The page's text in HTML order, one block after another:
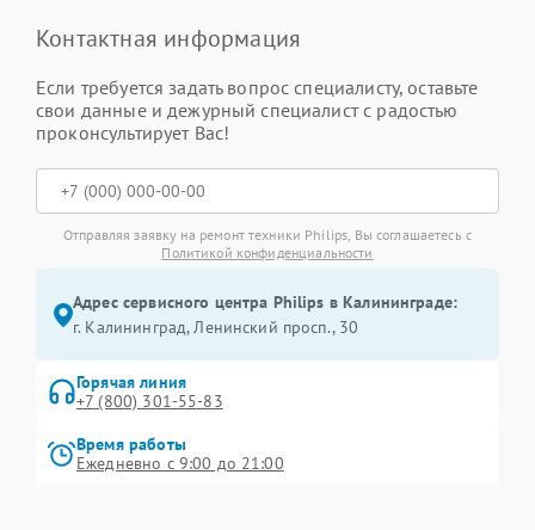
Контактная информация
Если требуется задать вопрос специалисту, оставьте
свои данные и дежурный специалист с радостью
проконсультирует Вас!
Отправляя заявку на ремонт техники Philips, Вы соглашаетесь с
Политикой конфиденциальности
Адрес сервисного центра Philips в Калининграде:
г. Калининград, Ленинский просп., 30
Горячая линия
+7 (800) 301-55-83
Время работы
Ежедневно с 9:00 до 21:00